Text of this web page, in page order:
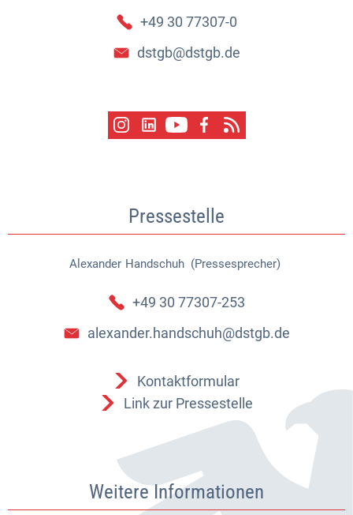
+49 30 77307-0
dstgb@dstgb.de
Pressestelle
Alexander Handschuh (Pressesprecher)
Alexander Handschuh
+49 30 77307-253
alexander.handschuh@dstgb.de
Kontaktformular
Link zur Pressestelle
Weitere Informationen